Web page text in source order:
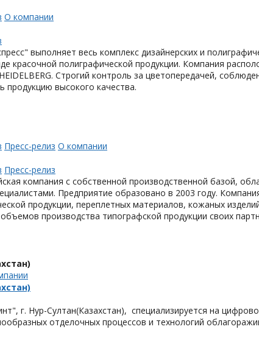
О компании
выполняет весь комплекс дизайнерских и
красочной полиграфической продукции. Компания
Строгий контроль за цветопередачей,
продукцию высокого качества.
Пресс-релиз О компании
Пресс-релиз
компания с собственной производственной базой,
Предприятие образовано в 2003 году.
продукции, переплетных материалов, кожаных
производства типографской продукции своих
г. Нур-Султан(Казахстан), специализируется на
отделочных процессов и технологий